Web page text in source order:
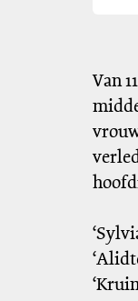
Van